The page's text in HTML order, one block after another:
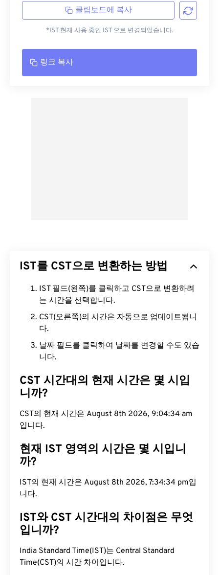
클립보드에 복사
*IST 현재 사용 중인 IST 으로 변경되었습니다.
링크 복사
IST를 CST으로 변환하는 방법
IST 필드(왼쪽)를 클릭하고 CST으로 변환하려
는 시간을 선택합니다.
CST(오른쪽)의 시간은 자동으로 업데이트됩니
다.
날짜 필드를 클릭하여 날짜를 변경할 수도 있습
니다.
CST 시간대의 현재 시간은 몇 시입
니까?
CST의 현재 시간은 August 8th 2026, 9:04:35 am
입니다.
현재 IST 영역의 시간은 몇 시입니
까?
IST의 현재 시간은 August 8th 2026, 7:34:35 pm입
니다.
IST와 CST 시간대의 차이점은 무엇
입니까?
India Standard Time(IST)는 Central Standard
Time(CST)의 시간 차이입니다.